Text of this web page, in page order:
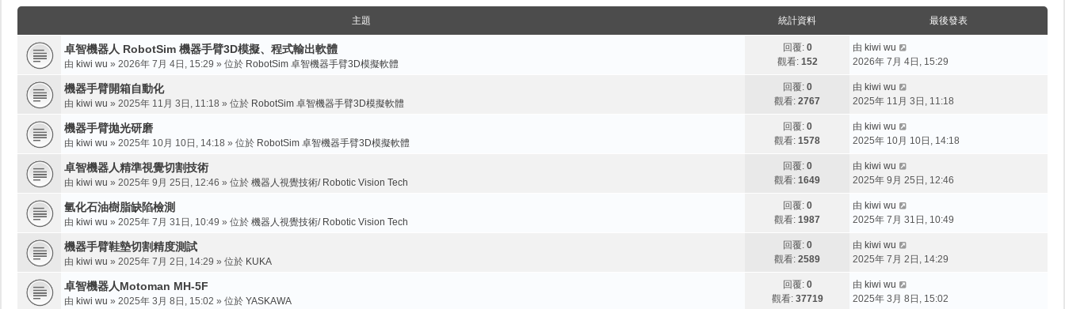
主題 統計資料 最後發表
卓智機器人 RobotSim 機器手臂3D模擬、程式輸出軟體
由 kiwi wu » 2026年 7月 4日, 15:29 » 位於 RobotSim 卓智機器手臂3D模擬軟體
回覆: 0
觀看: 152
由 kiwi wu
2026年 7月 4日, 15:29
機器手臂開箱自動化
由 kiwi wu » 2025年 11月 3日, 11:18 » 位於 RobotSim 卓智機器手臂3D模擬軟體
回覆: 0
觀看: 2767
由 kiwi wu
2025年 11月 3日, 11:18
機器手臂拋光研磨
由 kiwi wu » 2025年 10月 10日, 14:18 » 位於 RobotSim 卓智機器手臂3D模擬軟體
回覆: 0
觀看: 1578
由 kiwi wu
2025年 10月 10日, 14:18
卓智機器人精準視覺切割技術
由 kiwi wu » 2025年 9月 25日, 12:46 » 位於 機器人視覺技術/ Robotic Vision Tech
回覆: 0
觀看: 1649
由 kiwi wu
2025年 9月 25日, 12:46
氫化石油樹脂缺陷檢測
由 kiwi wu » 2025年 7月 31日, 10:49 » 位於 機器人視覺技術/ Robotic Vision Tech
回覆: 0
觀看: 1987
由 kiwi wu
2025年 7月 31日, 10:49
機器手臂鞋墊切割精度測試
由 kiwi wu » 2025年 7月 2日, 14:29 » 位於 KUKA
回覆: 0
觀看: 2589
由 kiwi wu
2025年 7月 2日, 14:29
卓智機器人Motoman MH-5F
由 kiwi wu » 2025年 3月 8日, 15:02 » 位於 YASKAWA
回覆: 0
觀看: 37719
由 kiwi wu
2025年 3月 8日, 15:02